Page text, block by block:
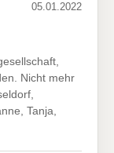
05.01.2022
Nicht mehr
Tanja,